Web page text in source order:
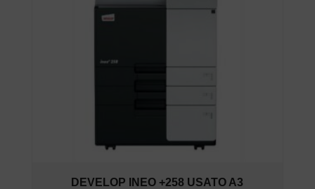
DEVELOP INEO +258 USATO A3